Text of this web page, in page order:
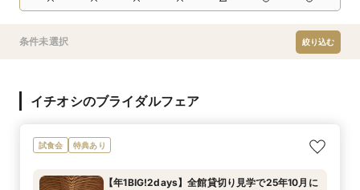
条件未選択 絞り込む
イチオシのブライダルフェア
試食会 特典あり
【年1BIG!2days】全館貸切り見学で25年10月に